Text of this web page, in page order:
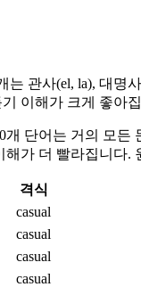
관사(el, la), 대명
이해가 크게 좋아
단어는 거의 모든
가 더 빨라집니다
격식
casual
casual
casual
casual